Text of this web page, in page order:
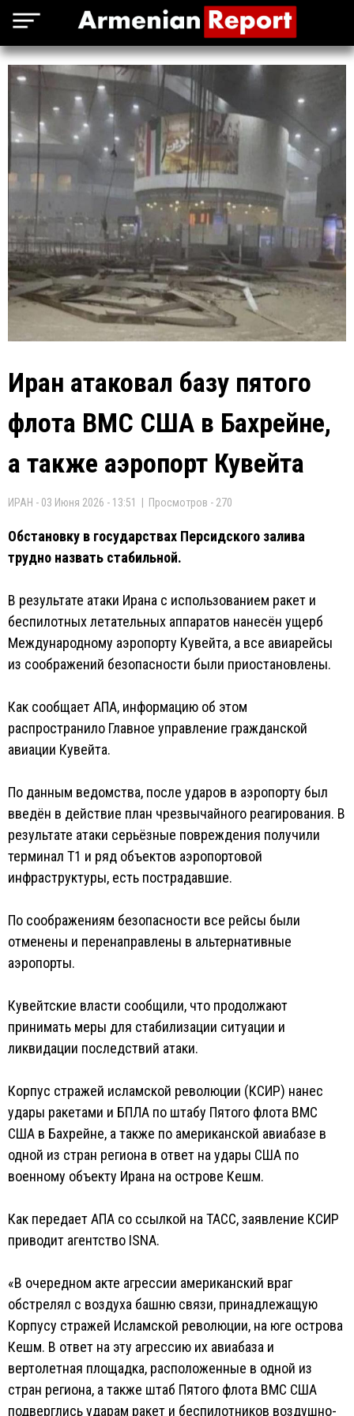
Иран атаковал базу пятого
флота ВМС США в Бахрейне,
а также аэропорт Кувейта
ИРАН - 03 Июня 2026 - 13:51 | Просмотров - 270
Обстановку в государствах Персидского залива
трудно назвать стабильной.
В результате атаки Ирана с использованием ракет и
беспилотных летательных аппаратов нанесён ущерб
Международному аэропорту Кувейта, а все авиарейсы
из соображений безопасности были приостановлены.
Как сообщает АПА, информацию об этом
распространило Главное управление гражданской
авиации Кувейта.
По данным ведомства, после ударов в аэропорту был
введён в действие план чрезвычайного реагирования. В
результате атаки серьёзные повреждения получили
терминал T1 и ряд объектов аэропортовой
инфраструктуры, есть пострадавшие.
По соображениям безопасности все рейсы были
отменены и перенаправлены в альтернативные
аэропорты.
Кувейтские власти сообщили, что продолжают
принимать меры для стабилизации ситуации и
ликвидации последствий атаки.
Корпус стражей исламской революции (КСИР) нанес
удары ракетами и БПЛА по штабу Пятого флота ВМС
США в Бахрейне, а также по американской авиабазе в
одной из стран региона в ответ на удары США по
военному объекту Ирана на острове Кешм.
Как передает АПА со ссылкой на ТАСС, заявление КСИР
приводит агентство ISNA.
«В очередном акте агрессии американский враг
обстрелял с воздуха башню связи, принадлежащую
Корпусу стражей Исламской революции, на юге острова
Кешм. В ответ на эту агрессию их авиабаза и
вертолетная площадка, расположенные в одной из
стран региона, а также штаб Пятого флота ВМС США
подверглись ударам ракет и беспилотников воздушно-